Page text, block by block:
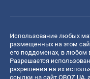
Использование любых
размещенных на этом
его поддоменах, в любом
Разрешается
разрешения на их
ссылки на сайт